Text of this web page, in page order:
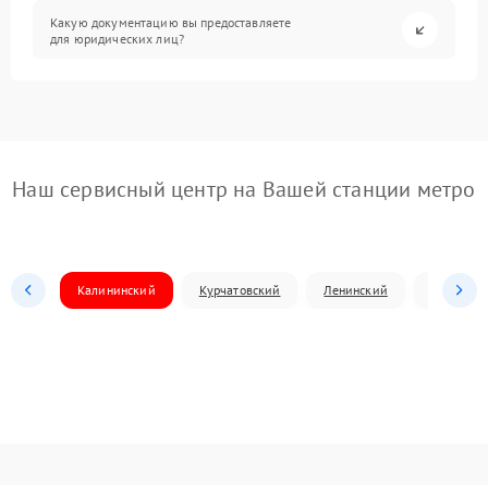
Какую документацию вы предоставляете
для юридических лиц?
Наш сервисный центр на Вашей станции метро
Калининский Курчатовский Ленинский